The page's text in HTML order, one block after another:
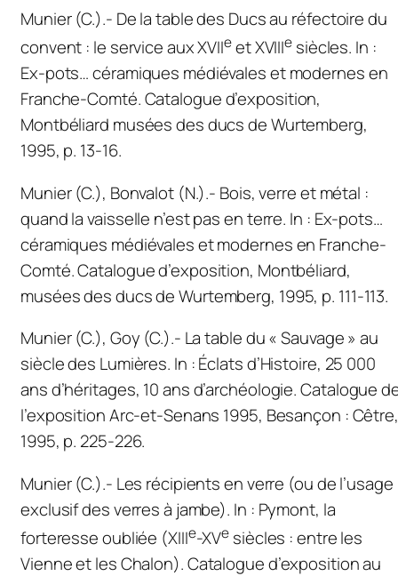
Munier (C.).- De la table des Ducs au réfectoire du
convent : le service aux XVIIeet XVIIIe siècles. In :
Ex-pots… céramiques médiévales et modernes en
Franche-Comté. Catalogue d’exposition,
Montbéliard musées des ducs de Wurtemberg,
1995, p. 13-16.
Munier (C.), Bonvalot (N.).- Bois, verre et métal :
quand la vaisselle n’est pas en terre. In : Ex-pots…
céramiques médiévales et modernes en Franche-
Comté. Catalogue d’exposition, Montbéliard,
musées des ducs de Wurtemberg, 1995, p. 111-113.
Munier (C.), Goy (C.).- La table du « Sauvage » au
siècle des Lumières. In :Éclats d’Histoire, 25 000
ans d’héritages, 10 ans d’archéologie. Catalogue
l’exposition Arc-et-Senans 1995, Besançon : Cêtre,
1995, p. 225-226.
Munier (C.).- Les récipients en verre (ou de l’usage
exclusif des verres à jambe). In : Pymont, la
forteresse oubliée (XIIIe-XVe siècles : entre les
Vienne et les Chalon).Catalogue d’exposition au